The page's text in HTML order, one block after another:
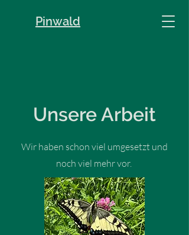
Pinwald
Unsere Arbeit
Wir haben schon viel umgesetzt und
noch viel mehr vor.